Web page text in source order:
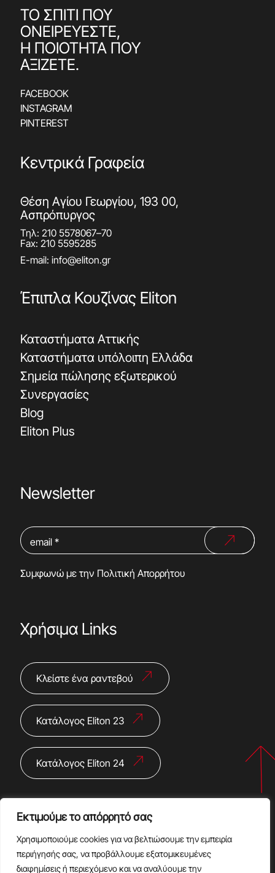
Εκτιμούμε το απόρρητό σας
Χρησιμοποιούμε cookies για να βελτιώσουμε την εμπειρία
περιήγησής σας, να προβάλλουμε εξατομικευμένες
διαφημίσεις ή περιεχόμενο και να αναλύουμε την
ΤΟ ΣΠΙΤΙ ΠΟΥ
ΟΝΕΙΡΕΥΕΣΤΕ,
Η ΠΟΙΟΤΗΤΑ ΠΟΥ
ΑΞΙΖΕΤΕ.
FACEBOOK
INSTAGRAM
PINTEREST
Κεντρικά Γραφεία
Θέση Αγίου Γεωργίου, 193 00,
Ασπρόπυργος
Τηλ: 210 5578067–70
Fax: 210 5595285
E-mail: info@eliton.gr
Έπιπλα Κουζίνας Eliton
Καταστήματα Αττικής
Καταστήματα υπόλοιπη Ελλάδα
Σημεία πώλησης εξωτερικού
Συνεργασίες
Blog
Eliton Plus
Newsletter
Συμφωνώ με την Πολιτική Απορρήτου
Χρήσιμα Links
Κλείστε ένα ραντεβού
Κατάλογος Eliton 23
Κατάλογος Eliton 24